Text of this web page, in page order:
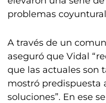
problemas
A través de un
aseguró que Vidal
que las actuales son
mostró predispuesta
soluciones”. En ese